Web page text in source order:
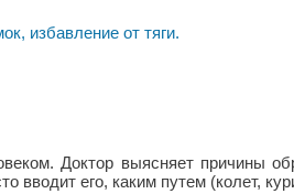
избавление от тяги.
Доктор выясняет причины
вводит его, каким путем (колет,